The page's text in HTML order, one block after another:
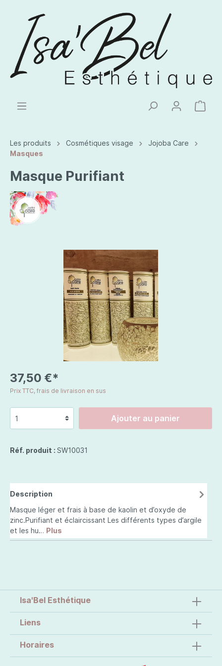
Les produits Cosmétiques visage
Jojoba Care
Masques
Masque Purifiant
37,50 €*
Prix TTC, frais de livraison en sus
Ajouter au panier
Réf. produit : SW10031
Description
Masque léger et frais à base de kaolin et d’oxyde de
zinc.Purifiant et éclaircissant Les différents types d’argile
et les hu… Plus
Isa'Bel Esthétique
Liens
Horaires